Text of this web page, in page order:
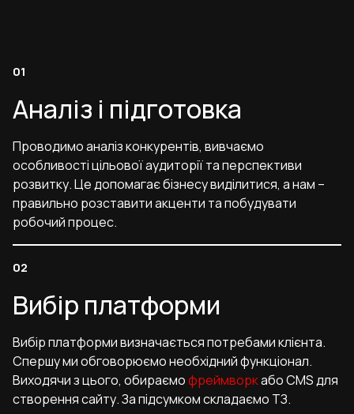
Аналіз і підготовка
Проводимо аналіз конкурентів, вивчаємо
особливості цільової аудиторії та перспективи
розвитку. Це допомагає бізнесу виділитися, а нам –
правильно розставити акценти та побудувати
робочий процес.
Вибір платформи
Вибір платформи визначається потребами клієнта.
Спершу ми обговорюємо необхідний функціонал.
Виходячи з цього, обираємофреймворкабо CMS для
створення сайту. За підсумком складаємо ТЗ.